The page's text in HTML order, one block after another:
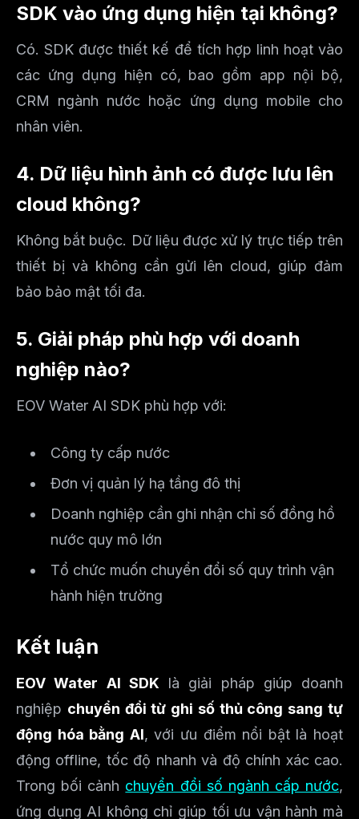
SDK vào ứng dụng hiện tại không?
Có. SDK được thiết kế để tích hợp linh hoạt vào
các ứng dụng hiện có, bao gồm app nội bộ,
CRM ngành nước hoặc ứng dụng mobile cho
nhân viên.
4. Dữ liệu hình ảnh có được lưu lên
cloud không?
Không bắt buộc. Dữ liệu được xử lý trực tiếp trên
thiết bị và không cần gửi lên cloud, giúp đảm
bảo bảo mật tối đa.
5. Giải pháp phù hợp với doanh
nghiệp nào?
EOV Water AI SDK phù hợp với:
Công ty cấp nước
Đơn vị quản lý hạ tầng đô thị
Doanh nghiệp cần ghi nhận chỉ số đồng hồ
nước quy mô lớn
Tổ chức muốn chuyển đổi số quy trình vận
hành hiện trường
Kết luận
EOV Water AI SDK là giải pháp giúp doanh
nghiệp chuyển đổi từ ghi số thủ công sang tự
động hóa bằng AI, với ưu điểm nổi bật là hoạt
động offline, tốc độ nhanh và độ chính xác cao.
Trong bối cảnh chuyển đổi số ngành cấp nước,
ứng dụng AI không chỉ giúp tối ưu vận hành mà